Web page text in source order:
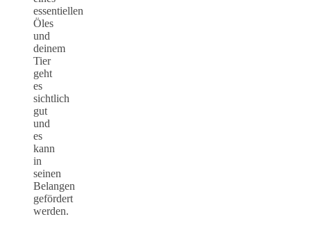
essentiellen
Öles
und
deinem
Tier
geht
es
sichtlich
gut
und
es
kann
in
seinen
Belangen
gefördert
werden.